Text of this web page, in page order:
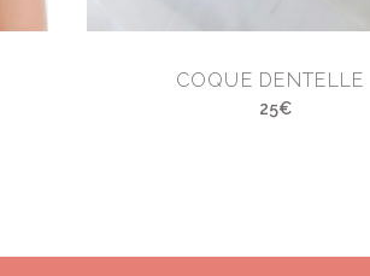
COQUE DENTELLE
25€